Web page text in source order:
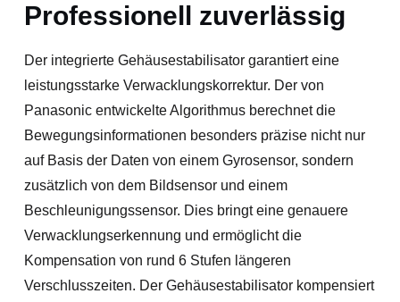
Professionell zuverlässig
Der integrierte Gehäusestabilisator garantiert eine
leistungsstarke Verwacklungskorrektur. Der von
Panasonic entwickelte Algorithmus berechnet die
Bewegungsinformationen besonders präzise nicht nur
auf Basis der Daten von einem Gyrosensor, sondern
zusätzlich von dem Bildsensor und einem
Beschleunigungssensor. Dies bringt eine genauere
Verwacklungserkennung und ermöglicht die
Kompensation von rund 6 Stufen längeren
Verschlusszeiten. Der Gehäusestabilisator kompensiert